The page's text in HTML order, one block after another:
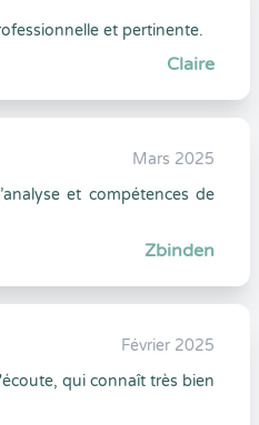
et pertinente.
Claire
Mars 2025
et compétences de
Zbinden
Février 2025
qui connaît très bien